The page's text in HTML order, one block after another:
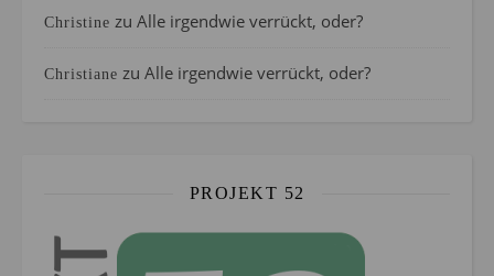
Christine zu Alle irgendwie verrückt, oder?
Christiane zu Alle irgendwie verrückt, oder?
PROJEKT 52